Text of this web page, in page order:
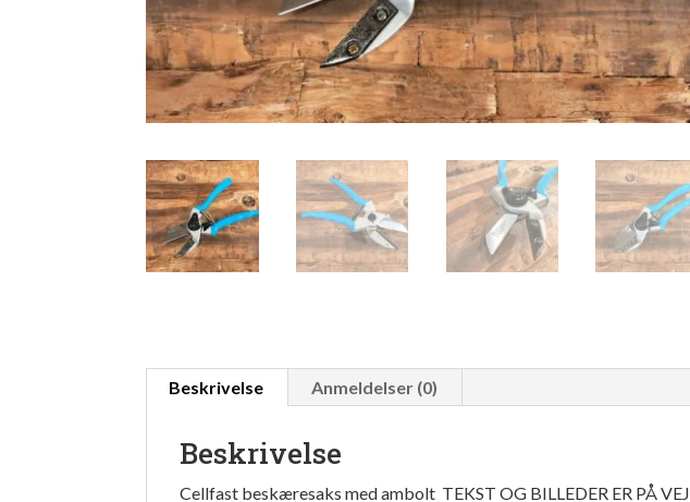
Beskrivelse Anmeldelser (0)
Beskrivelse
Cellfast beskæresaks med ambolt TEKST OG BILLEDER ER PÅ VEJ